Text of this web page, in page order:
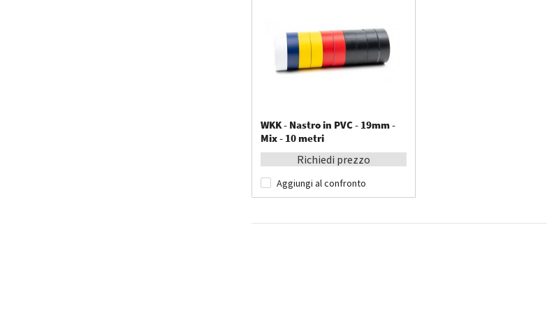
WKK - Nastro in PVC - 19mm -
Mix - 10 metri
Richiedi prezzo
Aggiungi al confronto